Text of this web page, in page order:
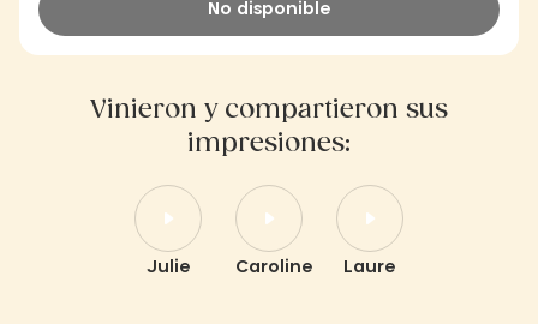
No disponible
Vinieron y compartieron sus
impresiones:
Julie Caroline Laure